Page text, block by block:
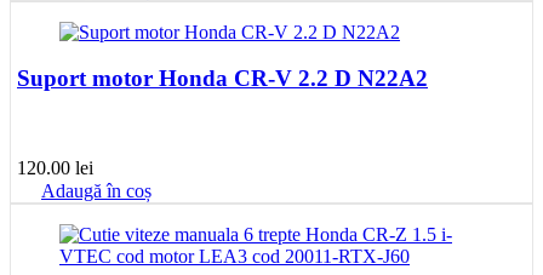
Suport motor Honda CR-V 2.2 D N22A2
120.00 lei
Adaugă în coș